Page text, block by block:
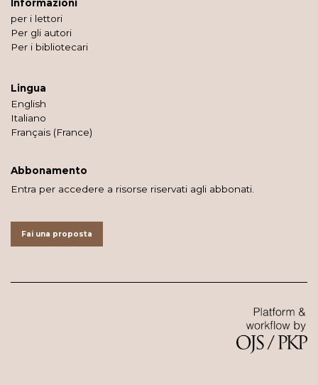
Informazioni
per i lettori
Per gli autori
Per i bibliotecari
Lingua
English
Italiano
Français (France)
Abbonamento
Entra per accedere a risorse riservati agli abbonati.
Fai una proposta